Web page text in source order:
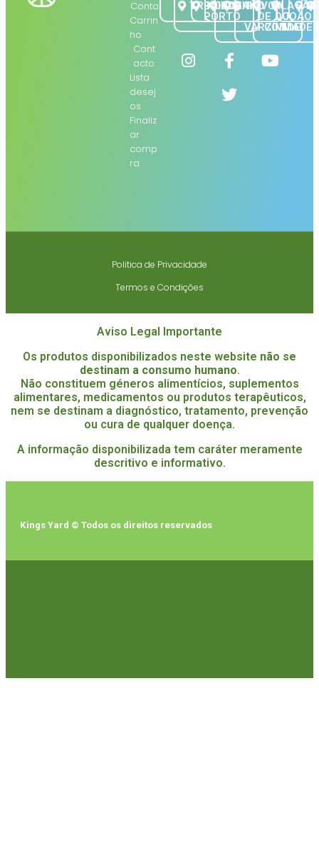
Conta
Carrin
ho
Cont
acto
Lista
desej
os
Finaliz
ar
comp
ra
TRINDADE
BAIXA |
PORTO
BOLHÃO
GAIAPÓVOA
DE
VARZIM
VILA
DO
CONDE
SÃO
JOÃO
Politica de Privacidade
Termos e Condições
Aviso Legal Importante
Os produtos disponibilizados neste website não se
destinam a consumo humano.
Não constituem géneros alimentícios, suplementos
alimentares, medicamentos ou produtos terapêuticos,
nem se destinam a diagnóstico, tratamento, prevenção
ou cura de qualquer doença.
A informação disponibilizada tem caráter meramente
descritivo e informativo.
Kings Yard © Todos os direitos reservados